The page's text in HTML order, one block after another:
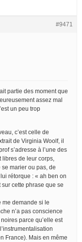
#9471
partie des moment que
assez mal
un peu trop
c’est celle de
de Virginia Woolf, il
s’adresse à l’une des
de leur corps,
marier ou pas, de
rétorque : « ah ben on
sur cette phrase que se
me demande si le
n’a pas conscience
parce qu’elle est
France). Mais en même